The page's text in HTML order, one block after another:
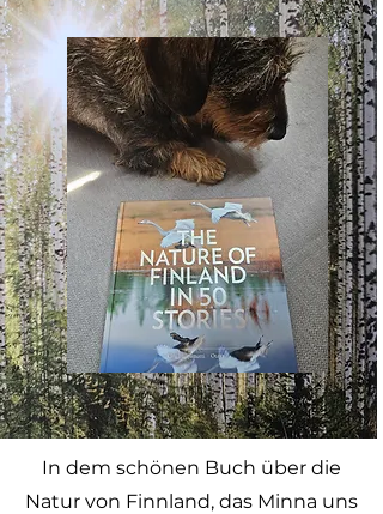
In dem schönen Buch über die
Natur von Finnland, das Minna uns